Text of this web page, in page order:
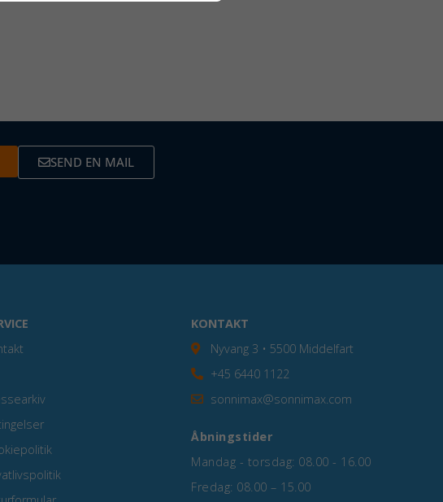
SEND EN MAIL
KONTAKT
Nyvang 3 • 5500 Middelfart
+45 6440 1122
sonnimax@sonnimax.com
Åbningstider
Mandag - torsdag: 08.00 - 16.00
Fredag: 08.00 – 15.00